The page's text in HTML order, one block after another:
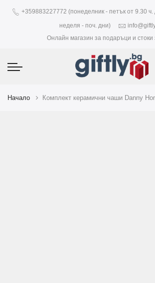
+359883227772 (понеделник - петък от 9.30 ч.
неделя - поч. дни)
Онлайн магазин за подаръци и стоки
Начало Комплект керамични чаши Danny